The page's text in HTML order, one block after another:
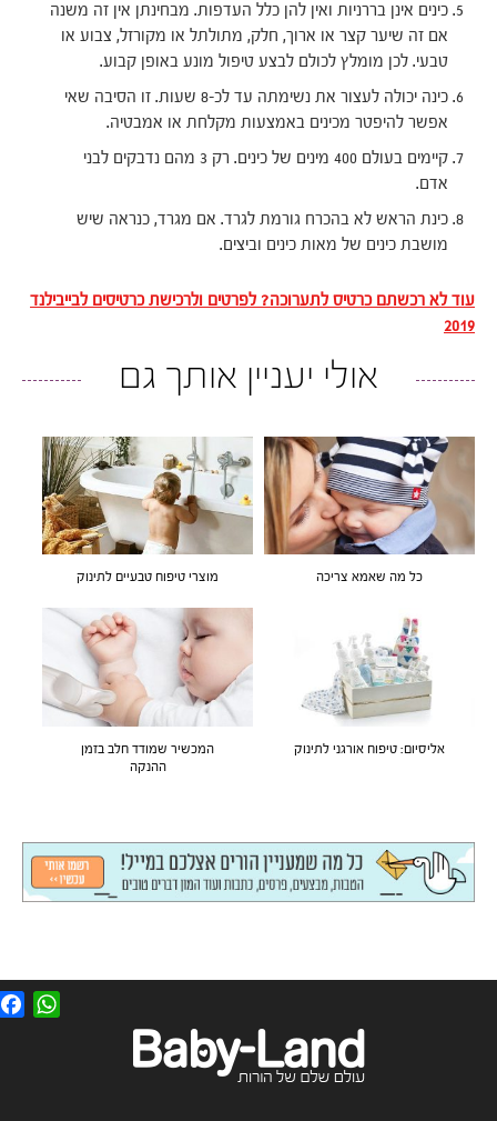
כינים אינן בררניות ואין להן כלל העדפות. מבחינתן אין זה משנה
אם זה שיער קצר או ארוך, חלק, מתולתל או מקורזל, צבוע או
טבעי. לכן מומלץ לכולם לבצע טיפול מונע באופן קבוע.
כינה יכולה לעצור את נשימתה עד לכ-8 שעות. זו הסיבה שאי
אפשר להיפטר מכינים באמצעות מקלחת או אמבטיה.
קיימים בעולם 400 מינים של כינים. רק 3 מהם נדבקים לבני
אדם.
כינת הראש לא בהכרח גורמת לגרד. אם מגרד, כנראה שיש
מושבת כינים של מאות כינים וביצים.
עוד לא רכשתם כרטיס לתערוכה? לפרטים ולרכישת כרטיסים לבייבילנד
2019
אולי יעניין אותך גם
כל מה שאמא צריכה מוצרי טיפוח טבעיים לתינוק
אליסיום: טיפוח אורגני לתינוק
המכשיר שמודד חלב בזמן
ההנקה
F
a
W
h